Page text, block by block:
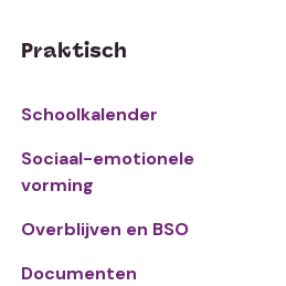
Praktisch
Schoolkalender
Sociaal-emotionele
vorming
Overblijven en BSO
Documenten